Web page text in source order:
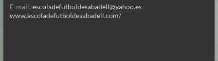
E-mail: escoladefutboldesabadell@yahoo.es
www.escoladefutboldesabadell.com/